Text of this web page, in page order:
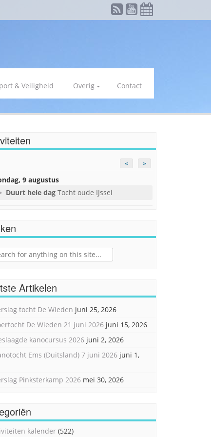
& Veiligheid Overig Contact
< >
9 augustus
Duurt hele dag Tocht oude IJssel
Artikelen
tocht De Wieden juni 25, 2026
De Wieden 21 juni 2026 juni 15, 2026
kanocursus 2026 juni 2, 2026
Ems (Duitsland) 7 juni 2026 juni 1,
Pinksterkamp 2026 mei 30, 2026
kalender (522)